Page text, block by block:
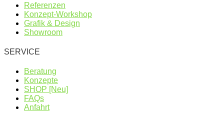
Referenzen
Konzept-Workshop
Grafik & Design
Showroom
SERVICE
Beratung
Konzepte
SHOP [Neu]
FAQs
Anfahrt